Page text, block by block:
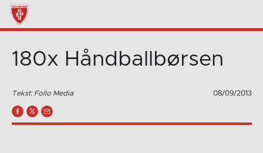
180x Håndballbørsen
Tekst: Follo Media 08/09/2013